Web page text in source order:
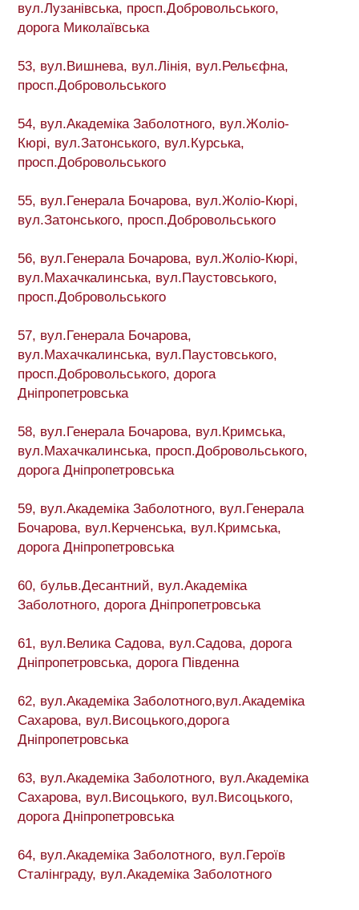
вул.Лузанівська, просп.Добровольського,
дорога Миколаївська
53, вул.Вишнева, вул.Лінія, вул.Рельєфна,
просп.Добровольського
54, вул.Академіка Заболотного, вул.Жоліо-
Кюрі, вул.Затонського, вул.Курська,
просп.Добровольського
55, вул.Генерала Бочарова, вул.Жоліо-Кюрі,
вул.Затонського, просп.Добровольського
56, вул.Генерала Бочарова, вул.Жоліо-Кюрі,
вул.Махачкалинська, вул.Паустовського,
просп.Добровольського
57, вул.Генерала Бочарова,
вул.Махачкалинська, вул.Паустовського,
просп.Добровольського, дорога
Дніпропетровська
58, вул.Генерала Бочарова, вул.Кримська,
вул.Махачкалинська, просп.Добровольського,
дорога Дніпропетровська
59, вул.Академіка Заболотного, вул.Генерала
Бочарова, вул.Керченська, вул.Кримська,
дорога Дніпропетровська
60, бульв.Десантний, вул.Академіка
Заболотного, дорога Дніпропетровська
61, вул.Велика Садова, вул.Садова, дорога
Дніпропетровська, дорога Південна
62, вул.Академіка Заболотного,вул.Академіка
Сахарова, вул.Висоцького,дорога
Дніпропетровська
63, вул.Академіка Заболотного, вул.Академіка
Сахарова, вул.Висоцького, вул.Висоцького,
дорога Дніпропетровська
64, вул.Академіка Заболотного, вул.Героїв
Сталінграду, вул.Академіка Заболотного